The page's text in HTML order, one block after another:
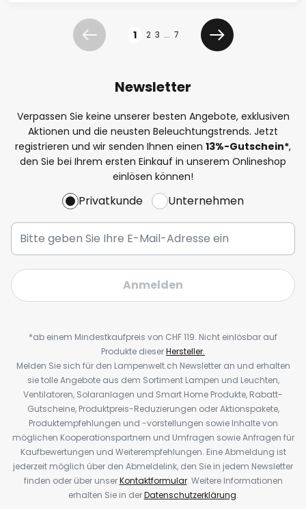
Zurück 1 2 3 ... 7
Weiter
Newsletter
Verpassen Sie keine unserer besten Angebote, exklusiven
Aktionen und die neusten Beleuchtungstrends. Jetzt
registrieren und wir senden Ihnen einen 13%-Gutschein*,
den Sie bei Ihrem ersten Einkauf in unserem Onlineshop
einlösen können!
Privatkunde Unternehmen
Anmelden
*ab einem Mindestkaufpreis von CHF 119. Nicht einlösbar auf
Produkte dieserHersteller.
Melden Sie sich für den Lampenwelt.ch Newsletter an und erhalten
sie tolle Angebote aus dem Sortiment Lampen und Leuchten,
Ventilatoren, Solaranlagen und Smart Home Produkte, Rabatt-
Gutscheine, Produktpreis-Reduzierungen oder Aktionspakete,
Produktempfehlungen und -vorstellungen sowie Inhalte von
möglichen Kooperationspartnern und Umfragen sowie Anfragen für
Kaufbewertungen und Weiterempfehlungen. Eine Abmeldung ist
jederzeit möglich über den Abmeldelink, den Sie in jedem Newsletter
finden oder über unserKontaktformular. Weitere Informationen
erhalten Sie in derDatenschutzerklärung.